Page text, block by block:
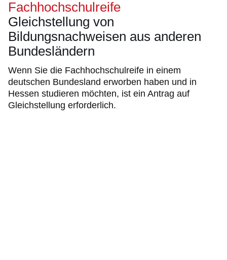
Fachhochschulreife
Gleichstellung von
Bildungsnachweisen aus anderen
Bundesländern
Wenn Sie die Fachhochschulreife in einem
deutschen Bundesland erworben haben und in
Hessen studieren möchten, ist ein Antrag auf
Gleichstellung erforderlich.